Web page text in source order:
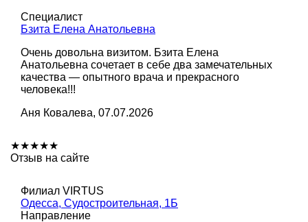
Специалист
Бзита Елена Анатольевна
Очень довольна визитом. Бзита Елена
Анатольевна сочетает в себе два замечательных
качества — опытного врача и прекрасного
человека!!!
Аня Ковалева, 07.07.2026
★★★★★
Отзыв на сайте
Филиал VIRTUS
Одесса, Судостроительная, 1Б
Направление